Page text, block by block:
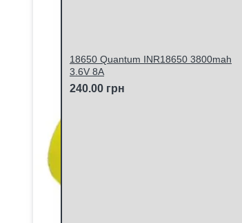
18650 Quantum INR18650 3800mah
3.6V 8A
240.00 грн